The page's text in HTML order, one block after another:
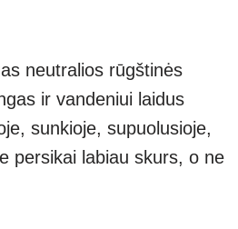
neutralios rūgštinės
ir vandeniui laidus
sunkioje, supuolusioje,
persikai labiau skurs, o ne